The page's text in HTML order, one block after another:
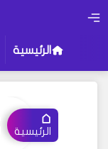
الرئيسية
الرئيسية